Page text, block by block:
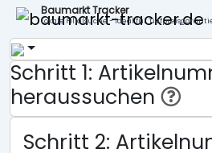
Baumarkt Tracker
Lokale Filialsuche - ideal für
Schritt 1:
heraussuchen
Schritt 2: